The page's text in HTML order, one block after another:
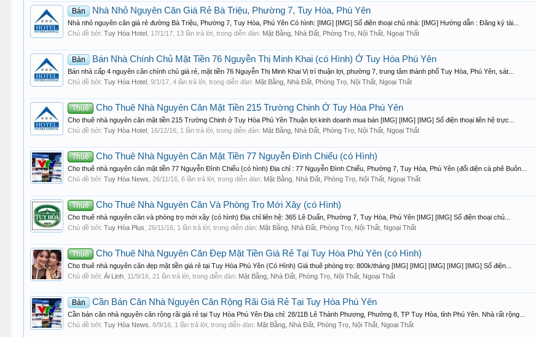
Bán Nhà Nhỏ Nguyên Căn Giá Rẻ Bà Triệu, Phường 7, Tuy Hòa, Phú Yên
Nhà nhỏ nguyên căn giá rẻ đường Bà Triệu, Phường 7, Tuy Hòa, Phú Yên Có hình: [IMG] [IMG] Số điện thoại chủ nhà: [IMG] Hướng dẫn : Đăng ký tài...
Chủ đề bởi:Tuy Hòa Hotel 17/1/17 , 13 lần trả lời, trong diễn đàn: Mặt Bằng, Nhà Đất, Phòng Trọ, Nội Thất, Ngoại Thất
Bán Bán Nhà Chính Chủ Mặt Tiền 76 Nguyễn Thị Minh Khai (có Hình) Ở Tuy Hòa Phú Yên
Bán nhà cấp 4 nguyên căn chính chủ giá rẻ, mặt tiền 76 Nguyễn Thị Minh Khai Vị trí thuận lợi, phường 7, trung tâm thành phố Tuy Hòa, Phú Yên, sát...
Chủ đề bởi:Tuy Hòa Hotel ,9/1/17 , 4 lần trả lời, trong diễn đàn: Mặt Bằng, Nhà Đất, Phòng Trọ, Nội Thất, Ngoại Thất
Thuê Cho Thuê Nhà Nguyên Căn Mặt Tiền 215 Trường Chinh Ở Tuy Hòa Phú Yên
Cho thuê nhà nguyên căn mặt tiền 215 Trường Chinh ở Tuy Hòa Phú Yên Thuận lợi kinh doanh mua bán [IMG] [IMG] [IMG] Số điện thoại liên hệ trực...
Chủ đề bởi:Tuy Hòa Hotel 16/12/16 , 1 lần trả lời, trong diễn đàn: Mặt Bằng, Nhà Đất, Phòng Trọ, Nội Thất, Ngoại Thất
Thuê Cho Thuê Nhà Nguyên Căn Mặt Tiền 77 Nguyễn Đình Chiểu (có Hình)
Cho thuê nhà nguyên căn mặt tiền 77 Nguyễn Đình Chiểu (có hình) Địa chỉ : 77 Nguyễn Đình Chiểu, Phường 7, Tuy Hòa, Phú Yên (đối diện cà phê Buôn...
Chủ đề bởi:Tuy Hòa News ,26/11/16 , 6 lần trả lời, trong diễn đàn: Mặt Bằng, Nhà Đất, Phòng Trọ, Nội Thất, Ngoại Thất
Thuê Cho Thuê Nhà Nguyên Căn Và Phòng Trọ Mới Xây (có Hình)
Cho thuê nhà nguyên căn và phòng trọ mới xây (có hình) Địa chỉ liên hệ: 365 Lê Duẩn, Phường 7, Tuy Hòa, Phú Yên [IMG] [IMG] Số điện thoại chủ...
Chủ đề bởi:Tuy Hòa Plus ,26/11/16 , 1 lần trả lời, trong diễn đàn: Mặt Bằng, Nhà Đất, Phòng Trọ, Nội Thất, Ngoại Thất
Thuê Cho Thuê Nhà Nguyên Căn Đẹp Mặt Tiền Giá Rẻ Tại Tuy Hòa Phú Yên (có Hình)
Cho thuê nhà nguyên căn đẹp mặt tiền giá rẻ tại Tuy Hòa Phú Yên (Có Hình) Giá thuê phòng trọ: 800k/tháng [IMG] [IMG] [IMG] [IMG] [IMG] Số điện...
Chủ đề bởi:Ái Linh 11/9/16 , 21 lần trả lời, trong diễn đàn: Mặt Bằng, Nhà Đất, Phòng Trọ, Nội Thất, Ngoại Thất
Bán Cần Bán Căn Nhà Nguyên Căn Rộng Rãi Giá Rẻ Tại Tuy Hòa Phú Yên
Cần bán căn nhà nguyên căn rộng rãi giá rẻ tại Tuy Hòa Phú Yên Địa chỉ: 28/11B Lê Thành Phương, Phường 8, TP Tuy Hòa, tỉnh Phú Yên. Nhà rất rộng...
Chủ đề bởi:Tuy Hòa News ,8/9/16 , 1 lần trả lời, trong diễn đàn: Mặt Bằng, Nhà Đất, Phòng Trọ, Nội Thất, Ngoại Thất